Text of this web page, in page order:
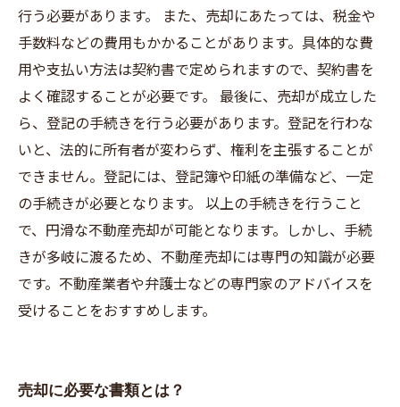
行う必要があります。 また、売却にあたっては、税金や
手数料などの費用もかかることがあります。具体的な費
用や支払い方法は契約書で定められますので、契約書を
よく確認することが必要です。 最後に、売却が成立した
ら、登記の手続きを行う必要があります。登記を行わな
いと、法的に所有者が変わらず、権利を主張することが
できません。登記には、登記簿や印紙の準備など、一定
の手続きが必要となります。 以上の手続きを行うこと
で、円滑な不動産売却が可能となります。しかし、手続
きが多岐に渡るため、不動産売却には専門の知識が必要
です。不動産業者や弁護士などの専門家のアドバイスを
受けることをおすすめします。
売却に必要な書類とは？